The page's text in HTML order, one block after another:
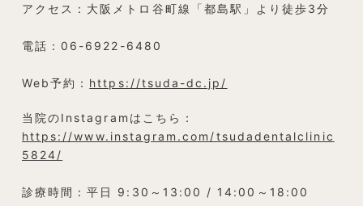
アクセス：大阪メトロ谷町線「都島駅」より徒歩3分
電話：06-6922-6480
Web予約： https://tsuda-dc.jp/
当院のInstagramはこちら：
https://www.instagram.com/tsudadentalclinic
5824/
診療時間：平日 9:30～13:00 / 14:00～18:00